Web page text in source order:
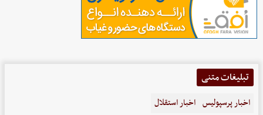
تبلیغات متنی
اخبار پرسپولیس اخبار استقلال